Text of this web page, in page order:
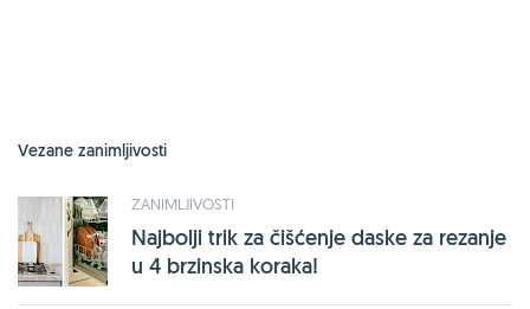
Vezane zanimljivosti
ZANIMLJIVOSTI
Najbolji trik za čišćenje daske za rezanje
u 4 brzinska koraka!